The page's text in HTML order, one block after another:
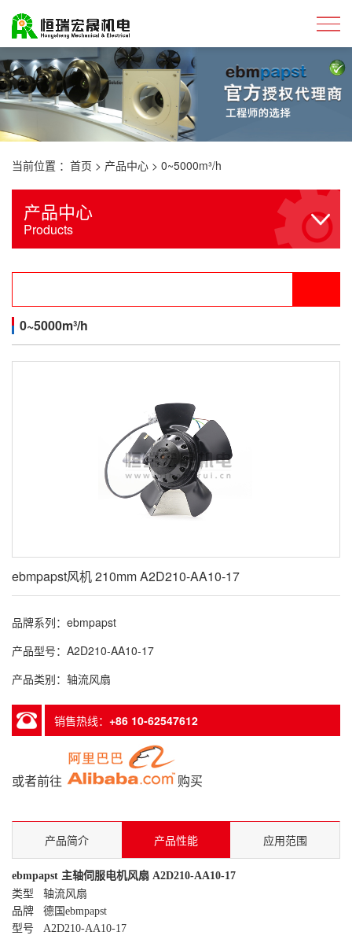
当前位置 ： 首页 > 产品中心 > 0~5000m³/h
产品中心
Products
0~5000m³/h
ebmpapst风机 210mm A2D210-AA10-17
品牌系列：ebmpapst
产品型号：A2D210-AA10-17
产品类别：轴流风扇
销售热线： +86 10-62547612
或者前往 购买
产品简介 产品性能 应用范围
ebmpapst 主轴伺服电机风扇 A2D210-AA10-17
类型 轴流风扇
品牌 德国ebmpapst
型号 A2D210-AA10-17